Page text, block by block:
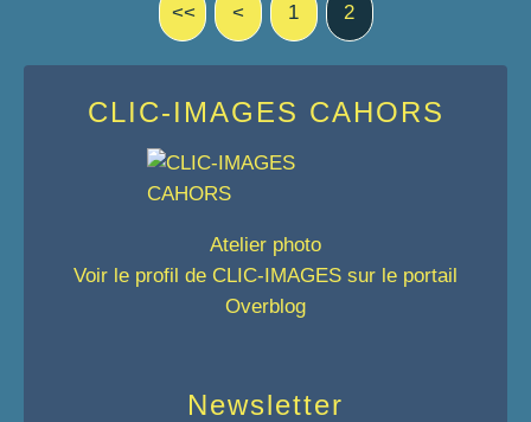
<< < 1 2
Newsletter
CLIC-IMAGES CAHORS
Atelier photo
Voir le profil de CLIC-IMAGES sur le portail
Overblog